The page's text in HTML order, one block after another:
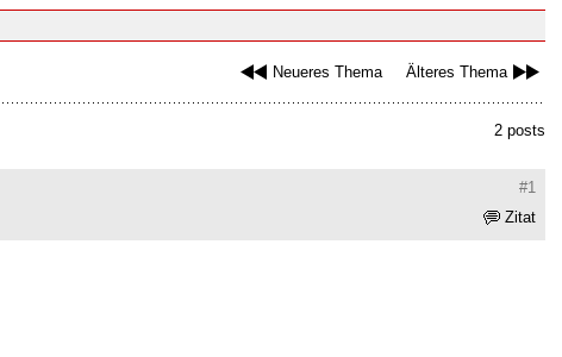
Neueres Thema Älteres Thema
2 posts
#1
Zitat